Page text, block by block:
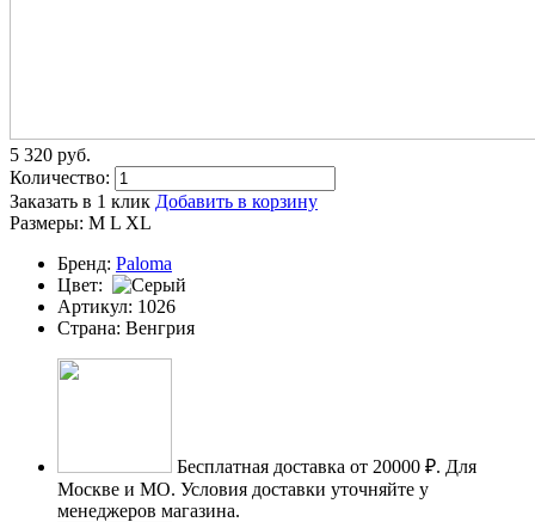
5 320 pуб.
Количество:
Заказать в 1 клик Добавить в корзину
Размеры: M L XL
Бренд: Paloma
Цвет:
Артикул: 1026
Страна: Венгрия
Бесплатная доставка от 20000 ₽. Для
Москве и МО. Условия доставки уточняйте у
менеджеров магазина.